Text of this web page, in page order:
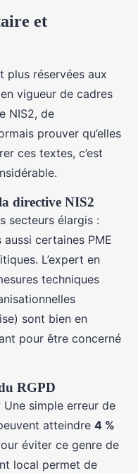
et
plus réservées aux
vigueur de cadres
NIS2, de
prouver qu’elles
ces textes, c’est
directive NIS2
secteurs élargis :
certaines PME
L’expert en
techniques
sont bien en
pour être concerné
RGPD
simple erreur de
atteindre 4 %
éviter ce genre de
local permet de